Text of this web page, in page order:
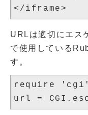
URLは適切にエス
で使用している
す。
require 'cgi'